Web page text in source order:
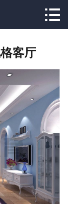
业课程
学校新闻
功学子
业资讯
生作品
联系我们
线报名

客厅